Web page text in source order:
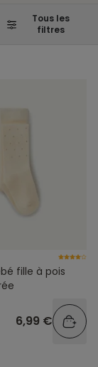
Tous les
filtres
fille à pois
6,99 €